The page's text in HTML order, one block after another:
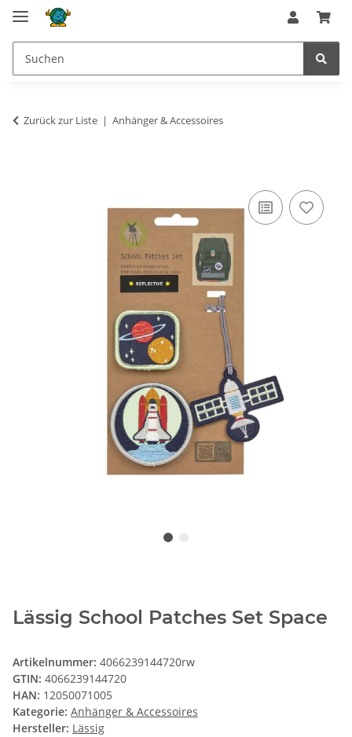
Zurück zur Liste Anhänger & Accessoires
Lässig School Patches Set Space
Artikelnummer: 4066239144720rw
GTIN: 4066239144720
HAN: 12050071005
Kategorie: Anhänger & Accessoires
Hersteller: Lässig